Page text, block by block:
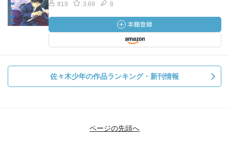
819 3.69 8
佐々木少年の作品ランキング・新刊情報
ページの先頭へ